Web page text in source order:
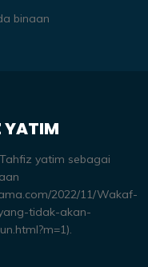
binaan
YATIM
yatim sebagai
2022/11/Wakaf-
tidak-akan-